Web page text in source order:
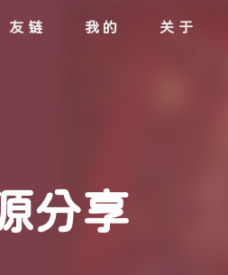
友链 我的 关于
分享